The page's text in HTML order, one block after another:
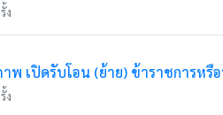
ง
พ เปิดรับโอน (ย้าย) ข้าราชการห
ง